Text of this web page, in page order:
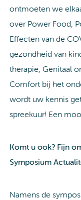
ontmoeten we
over Power Food,
Effecten van de
gezondheid van
therapie, Genitaal
Comfort bij het
wordt uw kennis
spreekuur! Een
Komt u ook? Fijn
Symposium
Namens de